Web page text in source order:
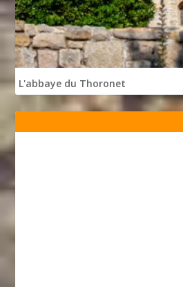
L'abbaye du Thoronet